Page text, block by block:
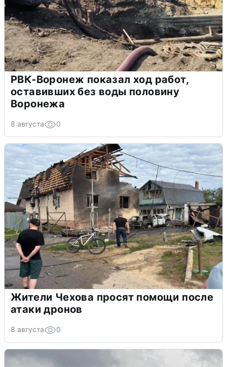
РВК-Воронеж показал ход работ,
оставивших без воды половину
Воронежа
8 августа 0
Жители Чехова просят помощи после
атаки дронов
8 августа 0